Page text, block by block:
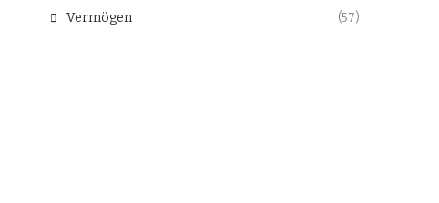
Vermögen (57)